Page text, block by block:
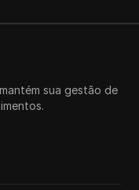
sua gestão de